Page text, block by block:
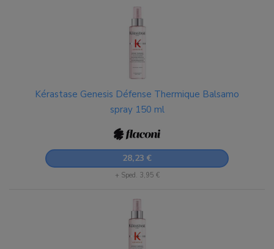
Kérastase Genesis Défense Thermique Balsamo
spray 150 ml
28,23 €
+ Sped. 3,95 €